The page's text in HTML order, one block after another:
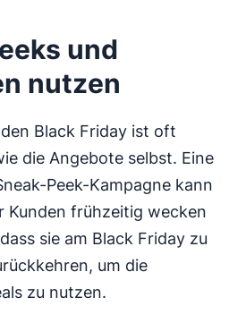
und
nutzen
Black Friday ist oft
die Angebote selbst. Eine
Peek-Kampagne kann
Kunden frühzeitig wecken
sie am Black Friday zu
um die
zu nutzen.